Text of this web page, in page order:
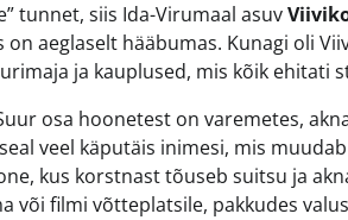
tunnet, siis Ida-Virumaal asuv
aeglaselt hääbumas. Kunagi oli
ja kauplused, mis kõik ehitati
osa hoonetest on varemetes,
veel käputäis inimesi, mis
kus korstnast tõuseb suitsu ja
või filmi võtteplatsile, pakkudes